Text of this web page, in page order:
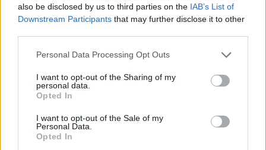
also be disclosed by us to third parties on the IAB’s List of
Downstream Participants that may further disclose it to other
Personal Data Processing Opt Outs
I want to opt-out of the Sharing of my
personal data.
Opted In
I want to opt-out of the Sale of my
Personal Data.
Opted In
Sveikata
Gimdymas namuose:
drąsus pasirinkimas ar
eksperimentas? Kur
baigiasi laisvė rinktis ir
Sveikata
Kraujas ant šepetėlio:
smulkmena